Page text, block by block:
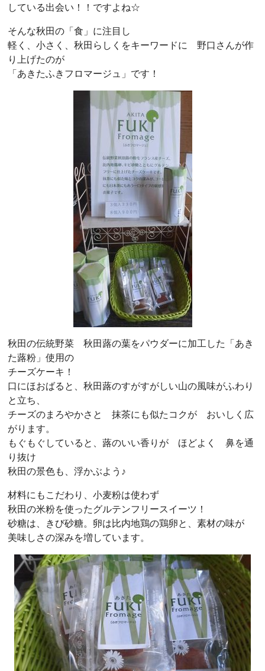
している出会い！！ですよね☆
そんな秋田の「食」に注目し
軽く、小さく、秋田らしくをキーワードに 野口さんが作
り上げたのが
「あきたふきフロマージュ」です！
秋田の伝統野菜 秋田蕗の葉をパウダーに加工した「あき
た蕗粉」使用の
チーズケーキ！
口にほおばると、秋田蕗のすがすがしい山の風味がふわり
と立ち、
チーズのまろやかさと 抹茶にも似たコクが おいしく広
がります。
もぐもぐしていると、蕗のいい香りが ほどよく 鼻を通
り抜け
秋田の景色も、浮かぶよう♪
材料にもこだわり、小麦粉は使わず
秋田の米粉を使ったグルテンフリースイーツ！
砂糖は、きび砂糖。卵は比内地鶏の鶏卵と、素材の味が
美味しさの深みを増しています。